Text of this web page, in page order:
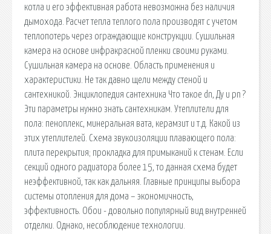
котла и его эффективная работа невозможна без наличия
дымохода. Расчет тепла теплого пола производят с учетом
теплопотерь через ограждающие конструкции. Сушильная
камера на основе инфракрасной пленки своими руками.
Сушильная камера на основе. Область применения и
характеристики. Не так давно щели между стеной и
сантехникой. Энциклопедия сантехника Что такое dn, Ду и pn ?
Эти параметры нужно знать сантехникам. Утеплители для
пола: пеноплекс, минеральная вата, керамзит и т.д. Какой из
этих утеплителей. Схема звукоизоляции плавающего пола:
плита перекрытия; прокладка для примыканий к стенам. Если
секций одного радиатора более 15, то данная схема будет
неэффективной, так как дальняя. Главные принципы выбора
системы отопления для дома – экономичность,
эффективность. Обои - довольно популярный вид внутренней
отделки. Однако, несоблюдение технологии.